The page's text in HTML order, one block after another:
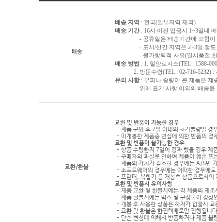
배송
배송 지역 : 전국(일부지역 제외)
배송 기간 : 16시 이전 입금시 1~3일내
- 공휴일은 배송기간에 포함이
- 도서/산간 지역은 2~3일 정도
- 불가항력적 사유(일시품절,천재
배송 방법 : 1. 일양로지스(TEL : 1588-
2. 방문수령(TEL : 02-716-5232) :
유의 사항: 부피나 중량이 큰 제품은 제
위에 표기 사항 이외의 배송을 원
교환/환불
교환 및 반품이 가능한 경우
- 제품 구입 후 7일 이내의 초기불량일 경
- 미개봉한 제품중 변심에 의한 반품의 경
교환 및 반품이 불가능한 경우
- 상품 수령한지 7일이 경과 했을 경우 제
- 구매자의 과실로 인하여 제품이 훼손 또
- 제품의 가치가 감소한 경우에는 A/S만
- 소프트웨어의 경우에는 어떠한 경우에
- 프린터, 복합기 등 개봉후 상품으로서의
교환 및 반품시 유의사항
- 제품 교환 및 환불시에는 각 제품의 제
- 제품 환불시에는 박스 및 구성물이 정상
- 개봉 후 사용한 상품은 하자가 없을시
- 교환 및 환불은 한진택배로만 진행됩니
- 단순 변심에 의해서 반품하거나 제품